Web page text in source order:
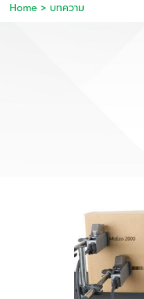
Home > บทความ